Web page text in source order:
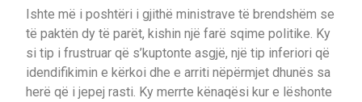
Ishte më i poshtëri i gjithë ministrave të brendshëm se
të paktën dy të parët, kishin një farë sqime politike. Ky
si tip i frustruar që s’kuptonte asgjë, një tip inferiori që
idendifikimin e kërkoi dhe e arriti nëpërmjet dhunës sa
herë që i jepej rasti. Ky merrte kënaqësi kur e lëshonte